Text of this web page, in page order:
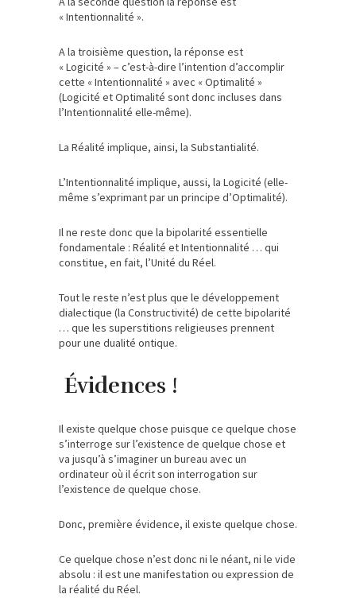
« Intentionnalité ».
A la troisième question, la réponse est
« Logicité » – c’est-à-dire l’intention d’accomplir
cette « Intentionnalité » avec « Optimalité »
(Logicité et Optimalité sont donc incluses dans
l’Intentionnalité elle-même).
La Réalité implique, ainsi, la Substantialité.
L’Intentionnalité implique, aussi, la Logicité (elle-
même s’exprimant par un principe d’Optimalité).
Il ne reste donc que la bipolarité essentielle
fondamentale : Réalité et Intentionnalité … qui
constitue, en fait, l’Unité du Réel.
Tout le reste n’est plus que le développement
dialectique (la Constructivité) de cette bipolarité
… que les superstitions religieuses prennent
pour une dualité ontique.
Évidences !
Il existe quelque chose puisque ce quelque chose
s’interroge sur l’existence de quelque chose et
va jusqu’à s’imaginer un bureau avec un
ordinateur où il écrit son interrogation sur
l’existence de quelque chose.
Donc, première évidence, il existe quelque chose.
Ce quelque chose n’est donc ni le néant, ni le vide
absolu : il est une manifestation ou expression de
la réalité du Réel.